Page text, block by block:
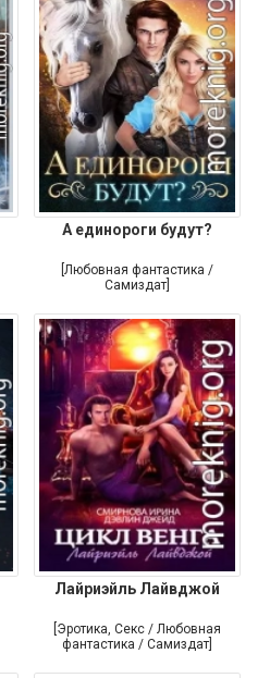
А единороги будут?
[Любовная фантастика /
Самиздат]
Лайриэйль Лайвджой
[Эротика, Секс / Любовная
фантастика / Самиздат]